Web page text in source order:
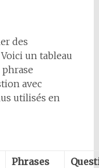
des
un tableau
avec
utilisés en
Phrases